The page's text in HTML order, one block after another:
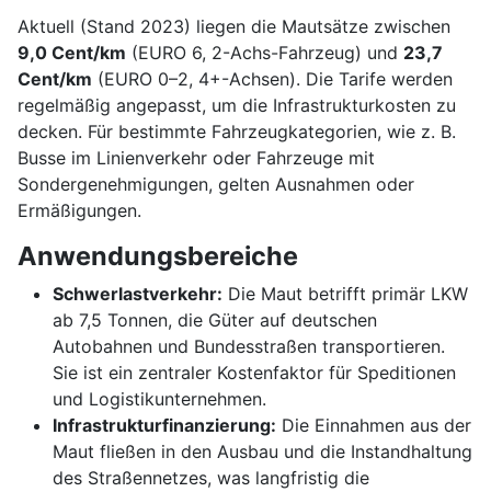
Aktuell (Stand 2023) liegen die Mautsätze zwischen
9,0 Cent/km (EURO 6, 2-Achs-Fahrzeug) und 23,7
Cent/km (EURO 0–2, 4+-Achsen). Die Tarife werden
regelmäßig angepasst, um die Infrastrukturkosten zu
decken. Für bestimmte Fahrzeugkategorien, wie z. B.
Busse im Linienverkehr oder Fahrzeuge mit
Sondergenehmigungen, gelten Ausnahmen oder
Ermäßigungen.
Anwendungsbereiche
Schwerlastverkehr: Die Maut betrifft primär LKW
ab 7,5 Tonnen, die Güter auf deutschen
Autobahnen und Bundesstraßen transportieren.
Sie ist ein zentraler Kostenfaktor für Speditionen
und Logistikunternehmen.
Infrastrukturfinanzierung: Die Einnahmen aus der
Maut fließen in den Ausbau und die Instandhaltung
des Straßennetzes, was langfristig die